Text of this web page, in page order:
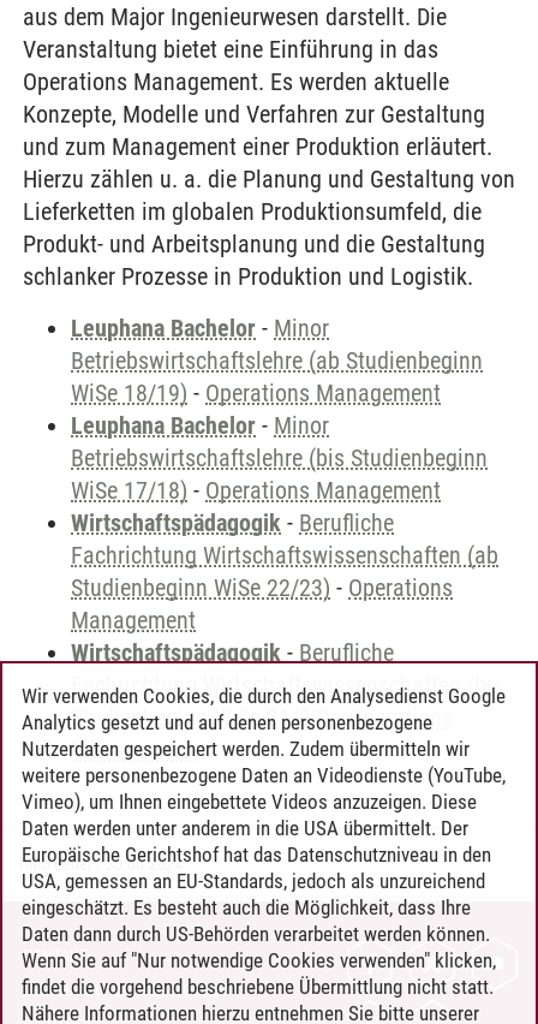
aus dem Major Ingenieurwesen darstellt. Die
Veranstaltung bietet eine Einführung in das
Operations Management. Es werden aktuelle
Konzepte, Modelle und Verfahren zur Gestaltung
und zum Management einer Produktion erläutert.
Hierzu zählen u. a. die Planung und Gestaltung von
Lieferketten im globalen Produktionsumfeld, die
Produkt- und Arbeitsplanung und die Gestaltung
schlanker Prozesse in Produktion und Logistik.
Leuphana Bachelor - Minor
Betriebswirtschaftslehre (ab Studienbeginn
WiSe 18/19) - Operations Management
Leuphana Bachelor - Minor
Betriebswirtschaftslehre (bis Studienbeginn
WiSe 17/18) - Operations Management
Wirtschaftspädagogik - Berufliche
Fachrichtung Wirtschaftswissenschaften (ab
Studienbeginn WiSe 22/23) - Operations
Management
Wirtschaftspädagogik - Berufliche
Fachrichtung Wirtschaftswissenschaften (bis
Studienbeginn WiSe 21/22)-Operations
Management
Timo Leder/30.06.2024
KONTAKT
LEUPHANA ALS ARBEITGEBER
Wir verwenden Cookies, die durch den Analysedienst Google
Analytics gesetzt und auf denen personenbezogene
Nutzerdaten gespeichert werden. Zudem übermitteln wir
weitere personenbezogene Daten an Videodienste (YouTube,
Vimeo), um Ihnen eingebettete Videos anzuzeigen. Diese
Daten werden unter anderem in die USA übermittelt. Der
Europäische Gerichtshof hat das Datenschutzniveau in den
USA, gemessen an EU-Standards, jedoch als unzureichend
eingeschätzt. Es besteht auch die Möglichkeit, dass Ihre
Daten dann durch US-Behörden verarbeitet werden können.
Wenn Sie auf "Nur notwendige Cookies verwenden" klicken,
findet die vorgehend beschriebene Übermittlung nicht statt.
Nähere Informationen hierzu entnehmen Sie bitte unserer